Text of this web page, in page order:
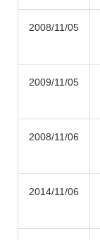
2008/11/05
2009/11/05
2008/11/06
2014/11/06